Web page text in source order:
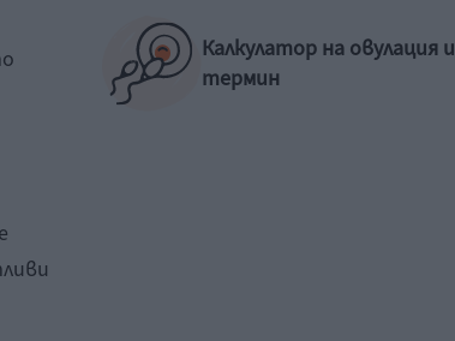
Калкулатор на овулация и
термин